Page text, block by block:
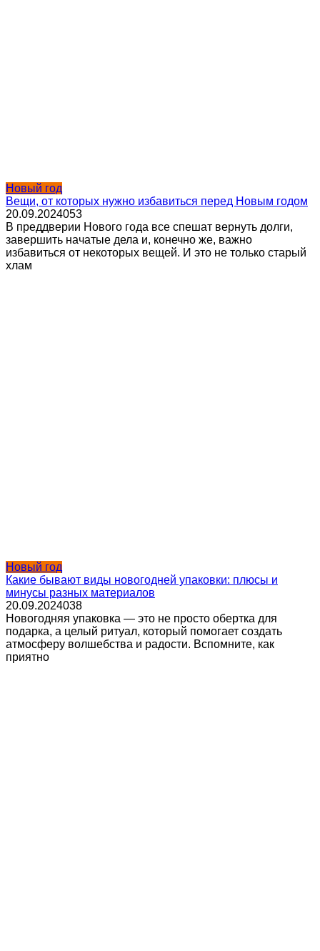
Новый год
Вещи, от которых нужно избавиться перед Новым годом
20.09.2024053
В преддверии Нового года все спешат вернуть долги,
завершить начатые дела и, конечно же, важно
избавиться от некоторых вещей. И это не только старый
хлам
Новый год
Какие бывают виды новогодней упаковки: плюсы и
минусы разных материалов
20.09.2024038
Новогодняя упаковка — это не просто обертка для
подарка, а целый ритуал, который помогает создать
атмосферу волшебства и радости. Вспомните, как
приятно